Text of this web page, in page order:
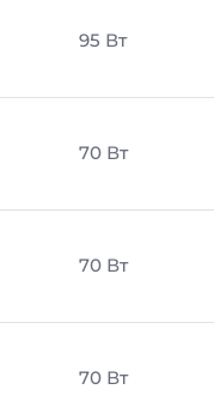
95 Вт
70 Вт
70 Вт
70 Вт